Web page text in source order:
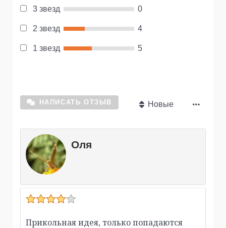
3 звезд 0
2 звезд 4
1 звезд 5
НАПИСАТЬ ОТЗЫВ Новые
Оля
Прикольная идея, только попадаются